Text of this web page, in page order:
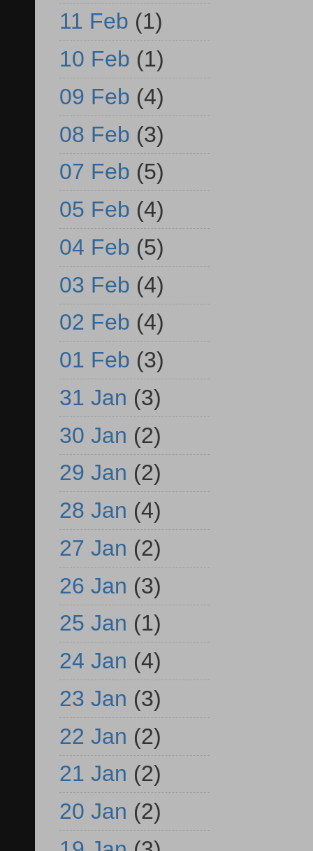
11 Feb (1)
10 Feb (1)
09 Feb (4)
08 Feb (3)
07 Feb (5)
05 Feb (4)
04 Feb (5)
03 Feb (4)
02 Feb (4)
01 Feb (3)
31 Jan (3)
30 Jan (2)
29 Jan (2)
28 Jan (4)
27 Jan (2)
26 Jan (3)
25 Jan (1)
24 Jan (4)
23 Jan (3)
22 Jan (2)
21 Jan (2)
20 Jan (2)